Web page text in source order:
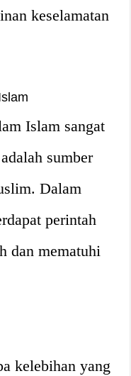
keselamatan
Islam sangat
sumber
Dalam
perintah
dan mematuhi
kelebihan yang